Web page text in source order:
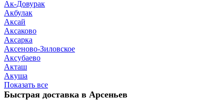
Ак-Довурак
Акбулак
Аксай
Аксаково
Аксарка
Аксеново-Зиловское
Аксубаево
Акташ
Акуша
Показать все
Быстрая доставка в Арсеньев